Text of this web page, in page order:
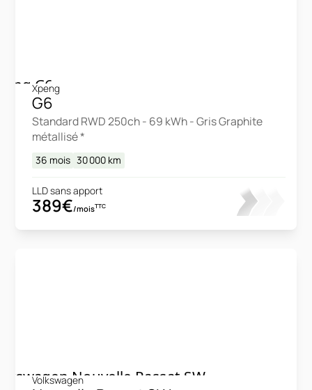
Xpeng
G6
Standard RWD 250ch - 69 kWh - Gris Graphite
métallisé *
36 mois 30 000 km
LLD sans apport
389€/moisTTC
Volkswagen